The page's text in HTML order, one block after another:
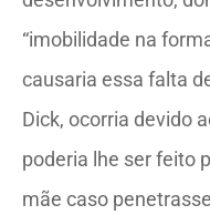
“imobilidade na
causaria essa falta
Dick, ocorria devido
poderia lhe ser feito
mãe caso